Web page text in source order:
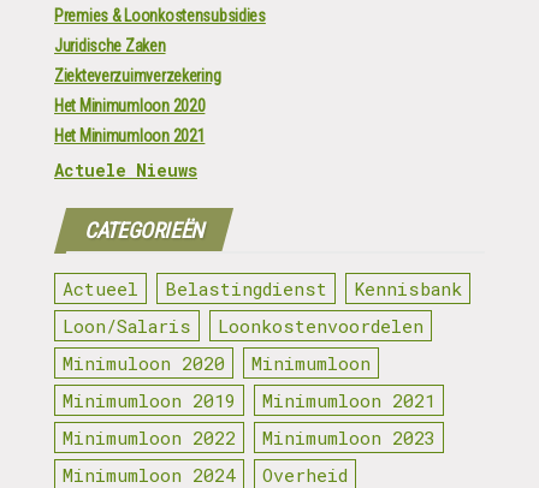
Premies & Loonkostensubsidies
Juridische Zaken
Ziekteverzuimverzekering
Het Minimumloon 2020
Het Minimumloon 2021
Actuele Nieuws
CATEGORIEËN
Actueel Belastingdienst
Kennisbank
Loon/Salaris
Loonkostenvoordelen
Minimuloon 2020
Minimumloon
Minimumloon 2019
Minimumloon 2021
Minimumloon 2022
Minimumloon 2023
Minimumloon 2024
Overheid